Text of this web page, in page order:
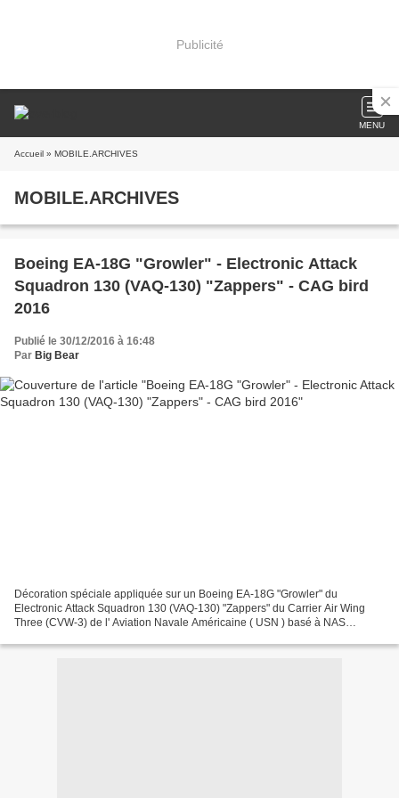
Publicité
MENU
Accueil » MOBILE.ARCHIVES
MOBILE.ARCHIVES
Boeing EA-18G "Growler" - Electronic Attack
Squadron 130 (VAQ-130) "Zappers" - CAG bird
2016
Publié le 30/12/2016 à 16:48
Par Big Bear
Décoration spéciale appliquée sur un Boeing EA-18G "Growler" du
Electronic Attack Squadron 130 (VAQ-130) "Zappers" du Carrier Air Wing
Three (CVW-3) de l' Aviation Navale Américaine ( USN ) basé à NAS